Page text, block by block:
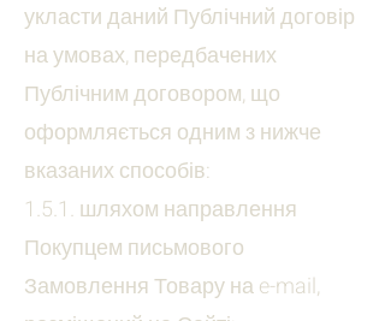
укласти даний Публічний договір
на умовах, передбачених
Публічним договором, що
оформляється одним з нижче
вказаних способів:
1.5.1. шляхом направлення
Покупцем письмового
Замовлення Товару на e-mail,